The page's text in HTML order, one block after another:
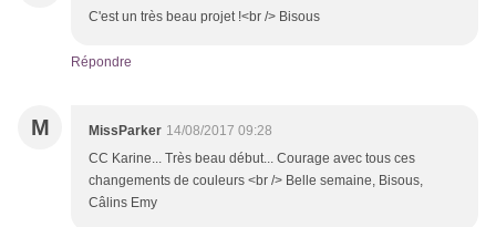
C'est un très beau projet !<br /> Bisous
Répondre
M MissParker 14/08/2017 09:28
CC Karine... Très beau début... Courage avec tous ces
changements de couleurs <br /> Belle semaine, Bisous,
Câlins Emy